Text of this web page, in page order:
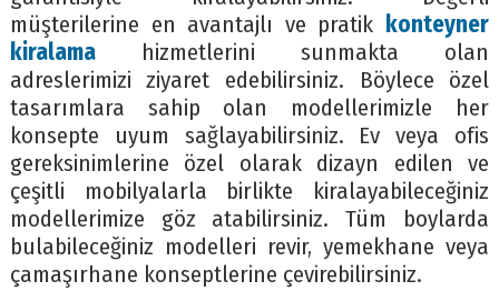
müşterilerine en avantajlı ve pratik konteyner
kiralamahizmetlerini sunmakta olan
adreslerimizi ziyaret edebilirsiniz. Böylece özel
tasarımlara sahip olan modellerimizle her
konsepte uyum sağlayabilirsiniz. Ev veya ofis
gereksinimlerine özel olarak dizayn edilen ve
çeşitli mobilyalarla birlikte kiralayabileceğiniz
modellerimize göz atabilirsiniz. Tüm boylarda
bulabileceğiniz modelleri revir, yemekhane veya
çamaşırhane konseptlerine çevirebilirsiniz.